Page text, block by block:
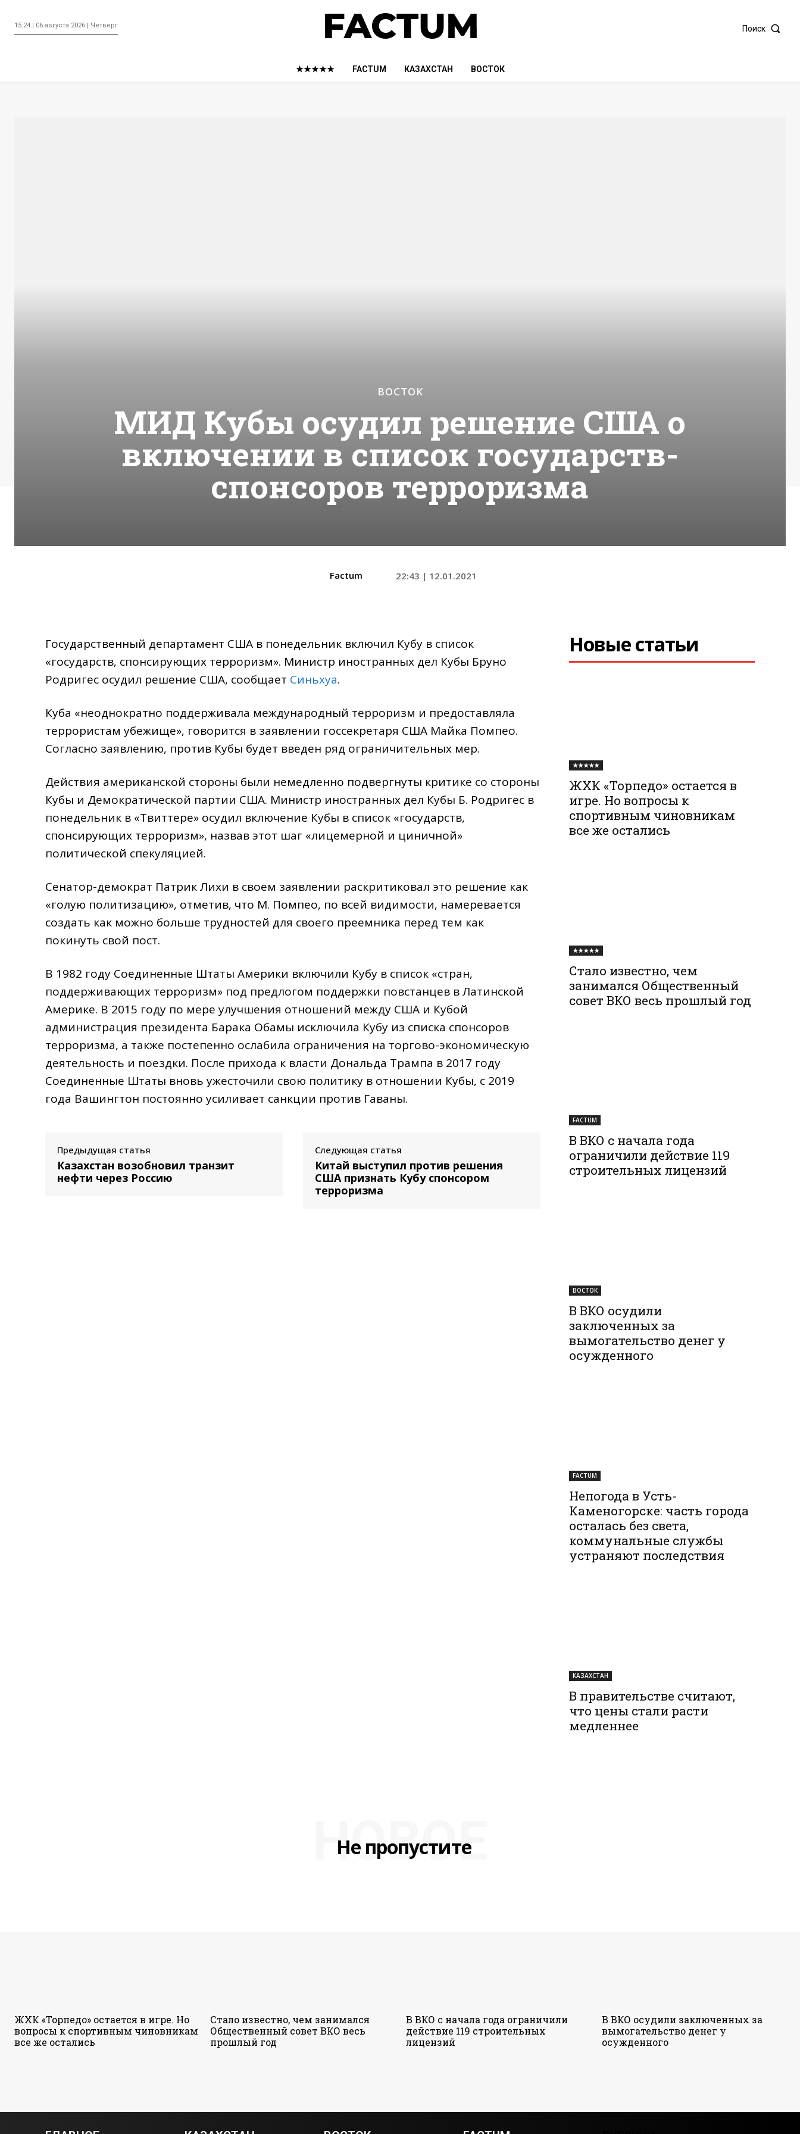
15:24 | 06 августа 2026 | Четверг Поиск
★★★★★ FACTUM КАЗАХСТАН ВОСТОК
ВОСТОК
МИД Кубы осудил решение США о
включении в список государств-
спонсоров терроризма
Factum 22:43 | 12.01.2021
Государственный департамент США в понедельник включил Кубу в список
«государств, спонсирующих терроризм». Министр иностранных дел Кубы Бруно
Родригес осудил решение США, сообщает Синьхуа.
Куба «неоднократно поддерживала международный терроризм и предоставляла
террористам убежище», говорится в заявлении госсекретаря США Майка Помпео.
Согласно заявлению, против Кубы будет введен ряд ограничительных мер.
Действия американской стороны были немедленно подвергнуты критике со стороны
Кубы и Демократической партии США. Министр иностранных дел Кубы Б. Родригес в
понедельник в «Твиттере» осудил включение Кубы в список «государств,
спонсирующих терроризм», назвав этот шаг «лицемерной и циничной»
политической спекуляцией.
Сенатор-демократ Патрик Лихи в своем заявлении раскритиковал это решение как
«голую политизацию», отметив, что М. Помпео, по всей видимости, намеревается
создать как можно больше трудностей для своего преемника перед тем как
покинуть свой пост.
В 1982 году Соединенные Штаты Америки включили Кубу в список «стран,
поддерживающих терроризм» под предлогом поддержки повстанцев в Латинской
Америке. В 2015 году по мере улучшения отношений между США и Кубой
администрация президента Барака Обамы исключила Кубу из списка спонсоров
терроризма, а также постепенно ослабила ограничения на торгово-экономическую
деятельность и поездки. После прихода к власти Дональда Трампа в 2017 году
Соединенные Штаты вновь ужесточили свою политику в отношении Кубы, с 2019
года Вашингтон постоянно усиливает санкции против Гаваны.
Предыдущая статья
Казахстан возобновил транзит
нефти через Россию
Следующая статья
Китай выступил против решения
США признать Кубу спонсором
терроризма
Новые статьи
★★★★★
ЖХК «Торпедо» остается в
игре. Но вопросы к
спортивным чиновникам
все же остались
★★★★★
Стало известно, чем
занимался Общественный
совет ВКО весь прошлый год
FACTUM
В ВКО с начала года
ограничили действие 119
строительных лицензий
ВОСТОК
В ВКО осудили
заключенных за
вымогательство денег у
осужденного
FACTUM
Непогода в Усть-
Каменогорске: часть города
осталась без света,
коммунальные службы
устраняют последствия
КАЗАХСТАН
В правительстве считают,
что цены стали расти
медленнее
Не пропустите
НОВОЕ
ЖХК «Торпедо» остается в игре. Но
вопросы к спортивным чиновникам
все же остались
Стало известно, чем занимался
Общественный совет ВКО весь
прошлый год
В ВКО с начала года ограничили
действие 119 строительных
лицензий
В ВКО осудили заключенных за
вымогательство денег у
осужденного